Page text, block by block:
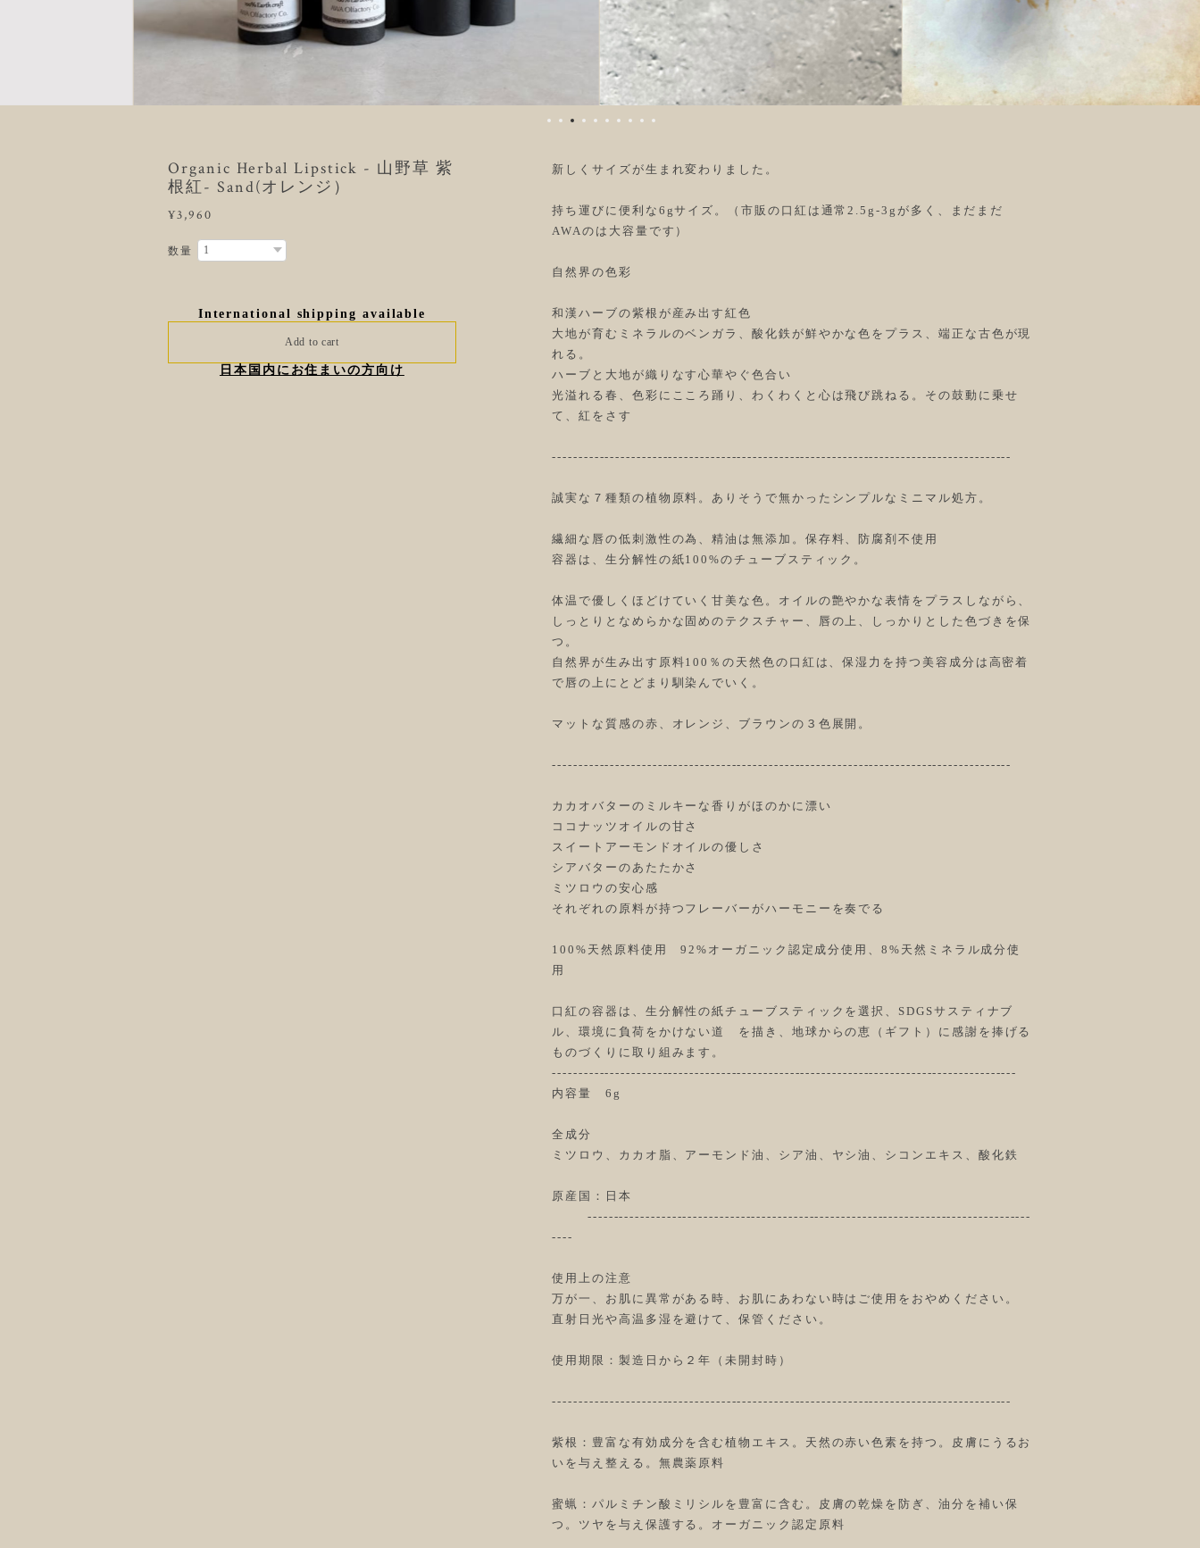
Organic Herbal Lipstick - 山野草 紫
根紅- Sand(オレンジ）
¥3,960
数量
International shipping available
Add to cart
日本国内にお住まいの方向け
新しくサイズが生まれ変わりました。
持ち運びに便利な6gサイズ。（市販の口紅は通常2.5g-3gが多く、まだまだ
AWAのは大容量です）
自然界の色彩
和漢ハーブの紫根が産み出す紅色
大地が育むミネラルのベンガラ、酸化鉄が鮮やかな色をプラス、端正な古色が現
れる。
ハーブと大地が織りなす心華やぐ色合い
光溢れる春、色彩にこころ踊り、わくわくと心は飛び跳ねる。その鼓動に乗せ
て、紅をさす
---------------------------------------------------------------------------------------
誠実な７種類の植物原料。ありそうで無かったシンプルなミニマル処方。
繊細な唇の低刺激性の為、精油は無添加。保存料、防腐剤不使用
容器は、生分解性の紙100%のチューブスティック。
体温で優しくほどけていく甘美な色。オイルの艶やかな表情をプラスしながら、
しっとりとなめらかな固めのテクスチャー、唇の上、しっかりとした色づきを保
つ。
自然界が生み出す原料100％の天然色の口紅は、保湿力を持つ美容成分は高密着
で唇の上にとどまり馴染んでいく。
マットな質感の赤、オレンジ、ブラウンの３色展開。
---------------------------------------------------------------------------------------
カカオバターのミルキーな香りがほのかに漂い
ココナッツオイルの甘さ
スイートアーモンドオイルの優しさ
シアバターのあたたかさ
ミツロウの安心感
それぞれの原料が持つフレーバーがハーモニーを奏でる
100%天然原料使用 92%オーガニック認定成分使用、8%天然ミネラル成分使
用
口紅の容器は、生分解性の紙チューブスティックを選択、SDGSサスティナブ
ル、環境に負荷をかけない道 を描き、地球からの恵（ギフト）に感謝を捧げる
ものづくりに取り組みます。
----------------------------------------------------------------------------------------
内容量 6g
全成分
ミツロウ、カカオ脂、アーモンド油、シア油、ヤシ油、シコンエキス、酸化鉄
原産国：日本
------------------------------------------------------------------------------------
----
使用上の注意
万が一、お肌に異常がある時、お肌にあわない時はご使用をおやめください。
直射日光や高温多湿を避けて、保管ください。
使用期限：製造日から２年（未開封時）
---------------------------------------------------------------------------------------
紫根：豊富な有効成分を含む植物エキス。天然の赤い色素を持つ。皮膚にうるお
いを与え整える。無農薬原料
蜜蝋：パルミチン酸ミリシルを豊富に含む。皮膚の乾燥を防ぎ、油分を補い保
つ。ツヤを与え保護する。オーガニック認定原料